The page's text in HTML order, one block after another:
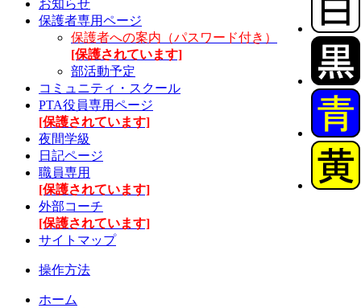
お知らせ
保護者専用ページ
保護者への案内（パスワード付き）
[保護されています]
部活動予定
コミュニティ・スクール
PTA役員専用ページ
[保護されています]
夜間学級
日記ページ
職員専用
[保護されています]
外部コーチ
[保護されています]
サイトマップ
操作方法
ホーム